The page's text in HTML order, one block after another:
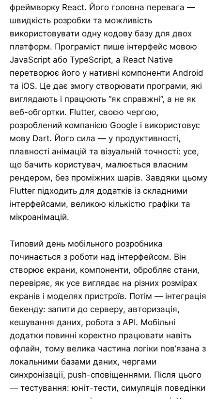
фреймворку React. Його головна перевага —
швидкість розробки та можливість
використовувати одну кодову базу для двох
платформ. Програміст пише інтерфейс мовою
JavaScript або TypeScript, а React Native
перетворює його у нативні компоненти Android
та iOS. Це дає змогу створювати програми, які
виглядають і працюють “як справжні”, а не як
веб-обгортки. Flutter, своєю чергою,
розроблений компанією Google і використовує
мову Dart. Його сила — у продуктивності,
плавності анімацій та візуальній точності: усе,
що бачить користувач, малюється власним
рендером, без проміжних шарів. Завдяки цьому
Flutter підходить для додатків із складними
інтерфейсами, великою кількістю графіки та
мікроанімацій.
Типовий день мобільного розробника
починається з роботи над інтерфейсом. Він
створює екрани, компоненти, обробляє стани,
перевіряє, як усе виглядає на різних розмірах
екранів і моделях пристроїв. Потім — інтеграція
бекенду: запити до серверу, авторизація,
кешування даних, робота з API. Мобільні
додатки повинні коректно працювати навіть
офлайн, тому велика частина логіки пов’язана з
локальними базами даних, чергами
синхронізації, push-сповіщеннями. Після цього
— тестування: юніт-тести, симуляція поведінки